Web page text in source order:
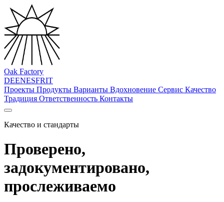
Oak Factory
DEENESFRIT
Проекты Продукты Варианты Вдохновение Сервис Качество
Традиция Ответственность Контакты
Качество и стандарты
Проверено,
задокументировано,
прослеживаемо